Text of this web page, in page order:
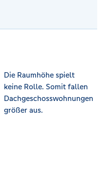
Die Raumhöhe spielt
keine Rolle. Somit fallen
Dachgeschosswohnungen
größer aus.